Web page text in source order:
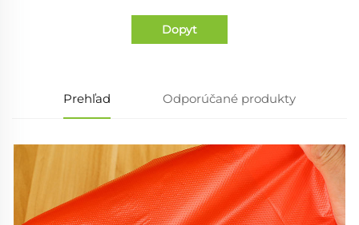
Dopyt
Prehľad Odporúčané produkty